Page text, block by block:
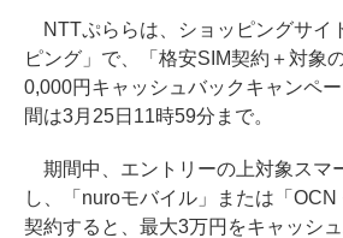
NTTぷららは、ショッピングサイ
ピング」で、「格安SIM契約＋対象
0,000円キャッシュバックキャンペ
間は3月25日11時59分まで。
期間中、エントリーの上対象スマ
し、「nuroモバイル」または「
契約すると、最大3万円をキャッシュ